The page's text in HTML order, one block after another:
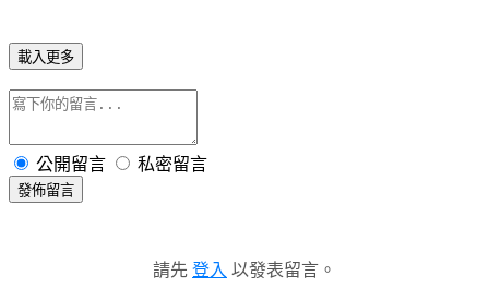
載入更多
公開留言 私密留言
發佈留言
請先 登入 以發表留言。